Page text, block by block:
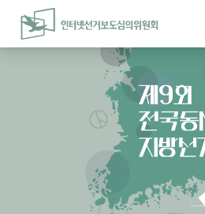
인터넷선거보도심의위원회